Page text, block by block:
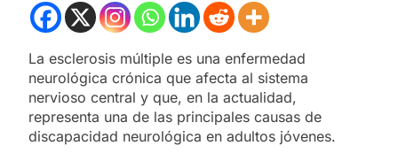
La esclerosis múltiple es una enfermedad
neurológica crónica que afecta al sistema
nervioso central y que, en la actualidad,
representa una de las principales causas de
discapacidad neurológica en adultos jóvenes.